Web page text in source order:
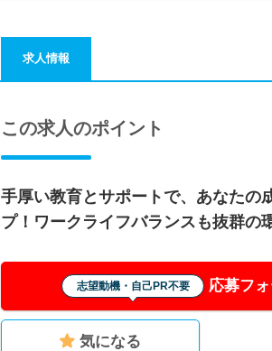
求人情報
この求人のポイント
手厚い教育とサポートで、あなたの
プ！ワークライフバランスも抜群の
志望動機・自己PR不要 応募フ
気になる